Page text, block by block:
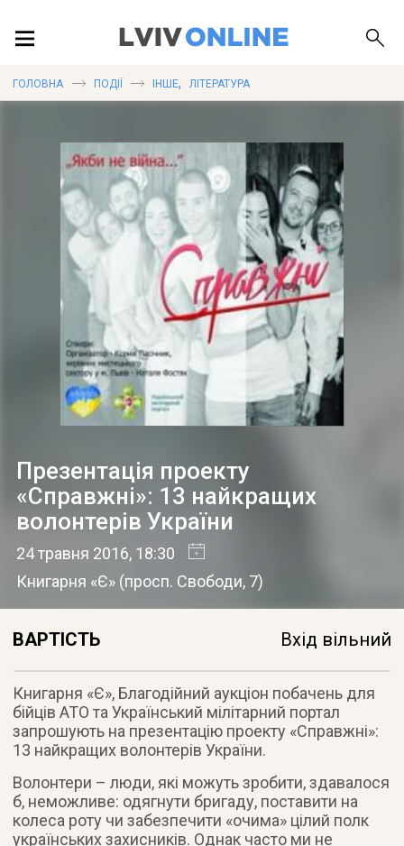
ПУБЛІКАЦІЇ
ДОВІДКА
ГОЛОВНА ПОДІЇ ІНШЕ, ЛІТЕРАТУРА
Презентація проекту
«Справжні»: 13 найкращих
волонтерів України
24 травня 2016, 18:30
Книгарня «Є» (просп. Свободи, 7)
ВАРТІСТЬ Вхід вільний
Книгарня «Є», Благодійний аукціон побачень для
бійців АТО та Український мілітарний портал
запрошують на презентацію проекту «Справжні»:
13 найкращих волонтерів України.
Волонтери – люди, які можуть зробити, здавалося
б, неможливе: одягнути бригаду, поставити на
колеса роту чи забезпечити «очима» цілий полк
українських захисників. Однак часто ми не